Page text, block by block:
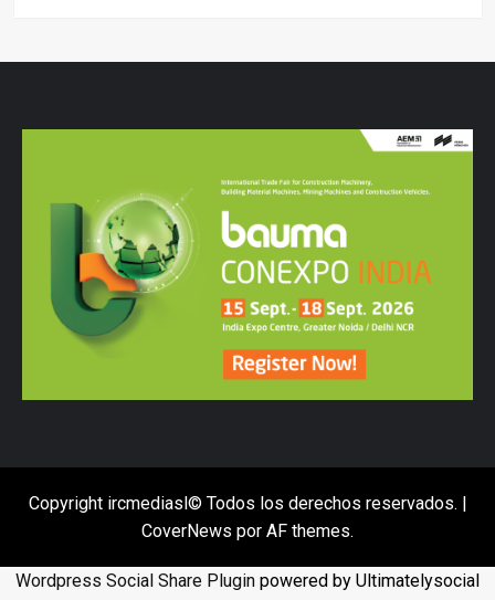
Copyright ircmediasl© Todos los derechos reservados. |
CoverNews por AF themes.
Wordpress Social Share Plugin powered by Ultimatelysocial